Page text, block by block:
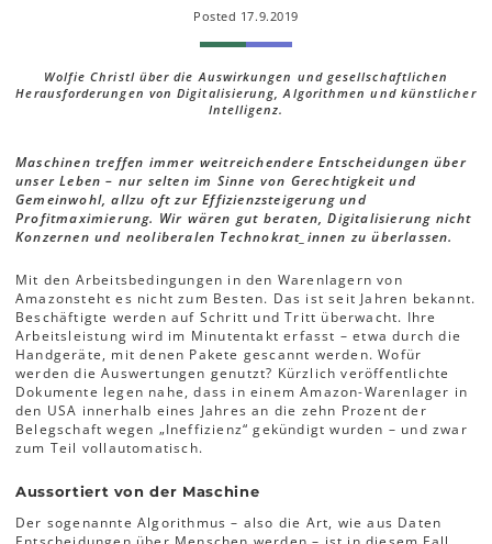
Posted 17.9.2019
Wolfie Christl über die Auswirkungen und gesellschaftlichen
Herausforderungen von Digitalisierung, Algorithmen und künstlicher
Intelligenz.
Maschinen treffen immer weitreichendere Entscheidungen über
unser Leben – nur selten im Sinne von Gerechtigkeit und
Gemeinwohl, allzu oft zur Effizienzsteigerung und
Profitmaximierung. Wir wären gut beraten, Digitalisierung nicht
Konzernen und neoliberalen Technokrat_innen zu überlassen.
Mit den Arbeitsbedingungen in den Warenlagern von
Amazonsteht es nicht zum Besten. Das ist seit Jahren bekannt.
Beschäftigte werden auf Schritt und Tritt überwacht. Ihre
Arbeitsleistung wird im Minutentakt erfasst – etwa durch die
Handgeräte, mit denen Pakete gescannt werden. Wofür
werden die Auswertungen genutzt? Kürzlich veröffentlichte
Dokumente legen nahe, dass in einem Amazon-Warenlager in
den USA innerhalb eines Jahres an die zehn Prozent der
Belegschaft wegen „Ineffizienz“ gekündigt wurden – und zwar
zum Teil vollautomatisch.
Aussortiert von der Maschine
Der sogenannte Algorithmus – also die Art, wie aus Daten